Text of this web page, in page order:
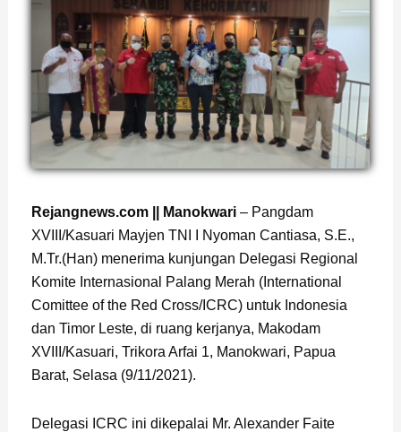
Rejangnews.com || Manokwari– Pangdam
XVIII/Kasuari Mayjen TNI I Nyoman Cantiasa, S.E.,
M.Tr.(Han) menerima kunjungan Delegasi Regional
Komite Internasional Palang Merah (International
Comittee of the Red Cross/ICRC) untuk Indonesia
dan Timor Leste, di ruang kerjanya, Makodam
XVIII/Kasuari, Trikora Arfai 1, Manokwari, Papua
Barat, Selasa (9/11/2021).
Delegasi ICRC ini dikepalai Mr. Alexander Faite
Page
, Page